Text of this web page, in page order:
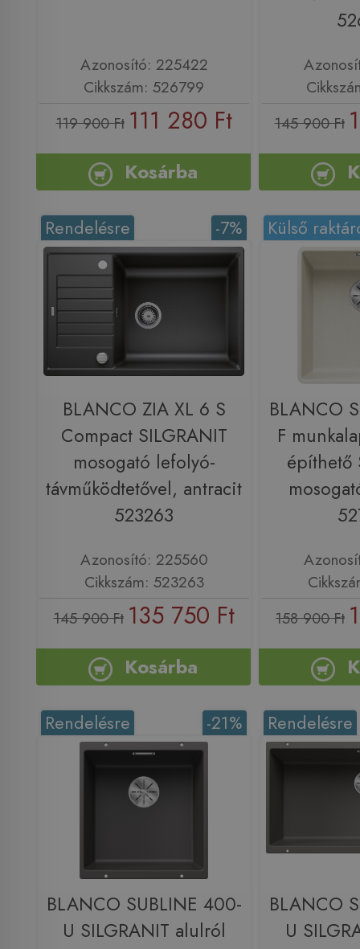
Azonosító: 225422
Cikkszám: 526799
119 900 Ft 111 280 Ft
Kosárba
145 900 Ft
-7%
Rendelésre
BLANCO ZIA XL 6 S
Compact SILGRANIT
mosogató lefolyó-
távműködtetővel, antracit
523263
Azonosító: 225560
Cikkszám: 523263
145 900 Ft 135 750 Ft
Kosárba
Külső
BLANCO
F
építhető
158 900 Ft
-21%
Rendelésre
BLANCO SUBLINE 400-
U SILGRANIT alulról
Rendelésre
BLANCO
U